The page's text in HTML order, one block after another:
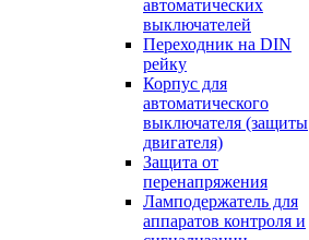
автоматических
выключателей
Переходник на DIN
рейку
Корпус для
автоматического
выключателя (защиты
двигателя)
Защита от
перенапряжения
Ламподержатель для
аппаратов контроля и